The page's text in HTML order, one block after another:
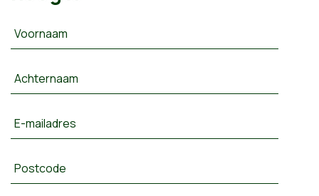
Voornaam
Achternaam
E-mailadres
Postcode